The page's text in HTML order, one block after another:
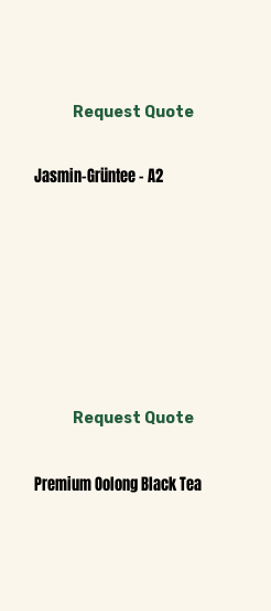
Jasmin-Grüntee - A2
Request Quote
Premium Oolong Black Tea
Request Quote